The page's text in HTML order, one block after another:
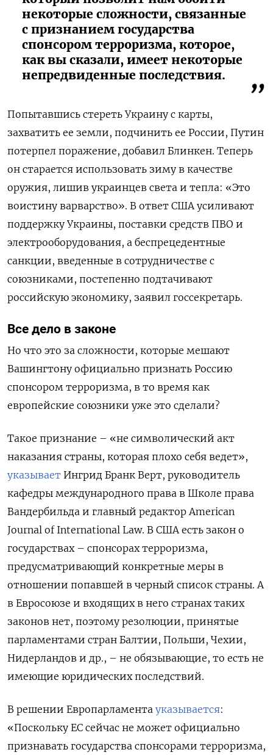
некоторые сложности, связанные
с признанием государства
спонсором терроризма, которое,
как вы сказали, имеет некоторые
непредвиденные последствия.
Попытавшись стереть Украину с карты,
захватить ее земли, подчинить ее России, Путин
потерпел поражение, добавил Блинкен. Теперь
он старается использовать зиму в качестве
оружия, лишив украинцев света и тепла: «Это
воистину варварство». В ответ США усиливают
поддержку Украины, поставки средств ПВО и
электрооборудования, а беспрецедентные
санкции, введенные в сотрудничестве с
союзниками, постепенно подтачивают
российскую экономику, заявил госсекретарь.
Все дело в законе
Но что это за сложности, которые мешают
Вашингтону официально признать Россию
спонсором терроризма, в то время как
европейские союзники уже это сделали?
Такое признание – «не символический акт
наказания страны, которая плохо себя ведет»,
указывает Ингрид Бранк Верт, руководитель
кафедры международного права в Школе права
Вандербильда и главный редактор American
Journal of International Law. В США есть закон о
государствах – спонсорах терроризма,
предусматривающий конкретные меры в
отношении попавшей в черный список страны. А
в Евросоюзе и входящих в него странах таких
законов нет, поэтому резолюции, принятые
парламентами стран Балтии, Польши, Чехии,
Нидерландов и др., – не обязывающие, то есть не
имеющие юридических последствий.
В решении Европарламента указывается:
«Поскольку ЕС сейчас не может официально
признавать государства спонсорами терроризма,